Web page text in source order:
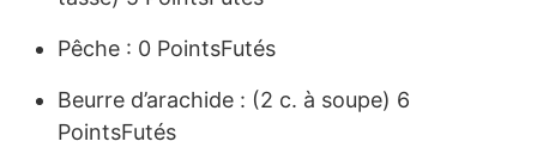
Pêche : 0 PointsFutés
Beurre d’arachide : (2 c. à soupe) 6
PointsFutés